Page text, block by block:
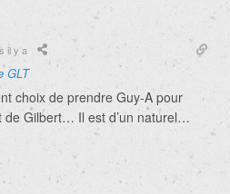
il y a
GLT
choix de prendre Guy-A pour
de Gilbert… Il est d’un naturel…